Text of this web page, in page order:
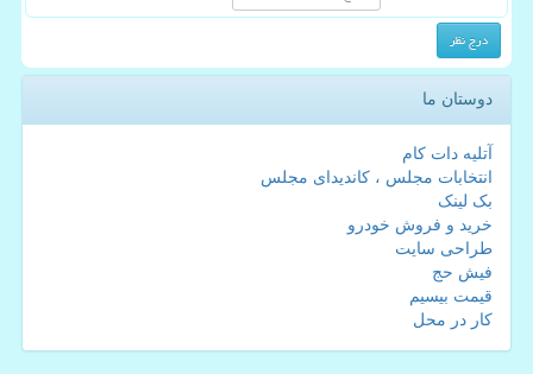
دوستان ما
آتلیه دات کام
انتخابات مجلس ، کاندیدای مجلس
بک لینک
خرید و فروش خودرو
طراحی سایت
فیش حج
قیمت بیسیم
کار در محل